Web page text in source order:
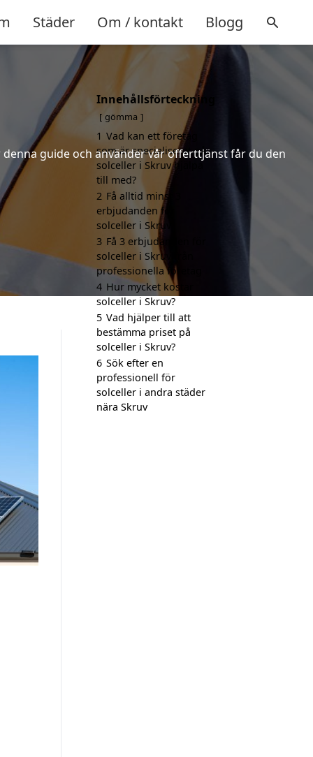
Städer Om / kontakt Blogg
guide och använder vår offerttjänst får du den
Innehållsförteckning
gömma
1 Vad kan ett företag
som är specialiserat på
solceller i Skruv hjälpa
till med?
2 Få alltid minst 3
erbjudanden för
solceller i Skruv
3 Få 3 erbjudanden för
solceller i Skruv från
professionella företag
4 Hur mycket kostar
solceller i Skruv?
5 Vad hjälper till att
bestämma priset på
solceller i Skruv?
6 Sök efter en
professionell för
solceller i andra städer
nära Skruv